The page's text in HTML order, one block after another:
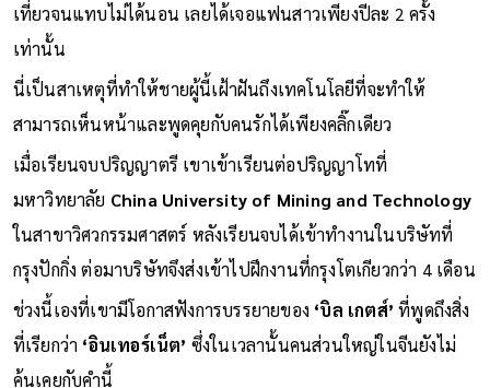
เที่ยวจนแทบไม่ได้นอน เลยได้เจอแฟนสาวเพียงปีละ 2 ครั้ง
เท่านั้น
นี่เป็นสาเหตุที่ทำให้ชายผู้นี้เฝ้าฝันถึงเทคโนโลยีที่จะทำให้
สามารถเห็นหน้าและพูดคุยกับคนรักได้เพียงคลิ๊กเดียว
เมื่อเรียนจบปริญญาตรี เขาเข้าเรียนต่อปริญญาโทที่
มหาวิทยาลัย China University of Mining and Technology
ในสาขาวิศวกรรมศาสตร์ หลังเรียนจบได้เข้าทำงานในบริษัทที่
กรุงปักกิ่ง ต่อมาบริษัทจึงส่งเข้าไปฝึกงานที่กรุงโตเกียวกว่า 4 เดือน
ช่วงนี้เองที่เขามีโอกาสฟังการบรรยายของ ‘บิล เกตส์’ ที่พูดถึงสิ่ง
ที่เรียกว่า ‘อินเทอร์เน็ต’ ซึ่งในเวลานั้นคนส่วนใหญ่ในจีนยังไม่
คุ้นเคยกับคำนี้